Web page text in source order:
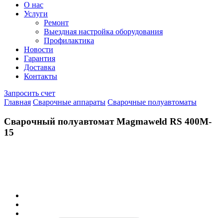
О нас
Услуги
Ремонт
Выездная настройка оборудования
Профилактика
Новости
Гарантия
Доставка
Контакты
Запросить счет
Главная Сварочные аппараты Сварочные полуавтоматы
Сварочный полуавтомат Magmaweld RS 400M-
15